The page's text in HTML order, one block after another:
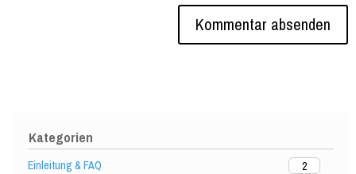
Kategorien
Einleitung & FAQ
2